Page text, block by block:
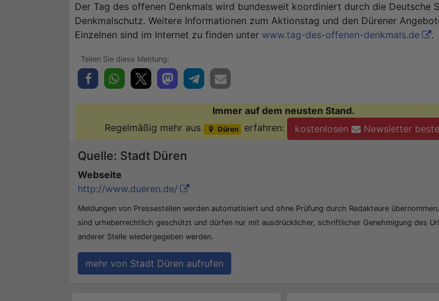
Der Tag des offenen Denkmals wird bundesweit koordiniert durch die Deutsche
Denkmalschutz. Weitere Informationen zum Aktionstag und den Dürener
Einzelnen sind im Internet zu finden unter www.tag-des-offenen-denkmals.de .
Immer auf dem neusten Stand.
Regelmäßig mehr aus
Düren erfahren: kostenlosen Newsletter
Quelle: Stadt Düren
Webseite
http://www.dueren.de/
Meldungen von Pressestellen werden automatisiert und ohne Prüfung durch Redakteure
sind urheberrechtlich geschützt und dürfen nur mit ausdrücklicher, schriftlicher Genehmigung des
anderer Stelle wiedergegeben werden.
mehr von Stadt Düren aufrufen